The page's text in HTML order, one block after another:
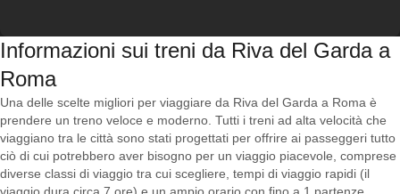
Informazioni sui treni da Riva del Garda a
Roma
Una delle scelte migliori per viaggiare da Riva del Garda a Roma è
prendere un treno veloce e moderno. Tutti i treni ad alta velocità che
viaggiano tra le città sono stati progettati per offrire ai passeggeri tutto
ciò di cui potrebbero aver bisogno per un viaggio piacevole, comprese
diverse classi di viaggio tra cui scegliere, tempi di viaggio rapidi (il